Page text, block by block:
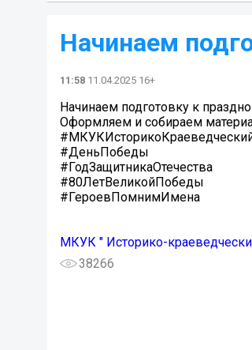
Начинаем
11:58 11.04.2025 16+
Начинаем подготовку к
Оформляем и собираем
#ДеньПобеды
#ГодЗащитникаОтечества
#80ЛетВеликойПобеды
#ГероевПомнимИмена
МКУК " Историко-
38266